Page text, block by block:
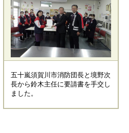
五十嵐須賀川市消防団長と境野次
長から鈴木主任に要請書を手交し
ました。